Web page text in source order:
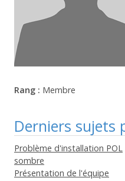
Rang : Membre
Derniers sujets
Problème d'installation POL
sombre
Présentation de l'équipe